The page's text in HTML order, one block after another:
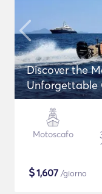
Discover the
Unforgettable
Motoscafo
$1,607 /giorno